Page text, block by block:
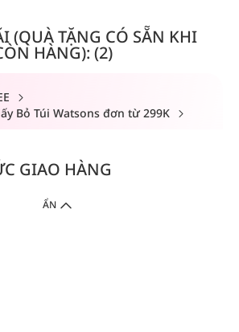
(QUÀ TẶNG CÓ SẴN KHI
HÀNG): (2)
Bỏ Túi Watsons đơn từ 299K
GIAO HÀNG
ẨN